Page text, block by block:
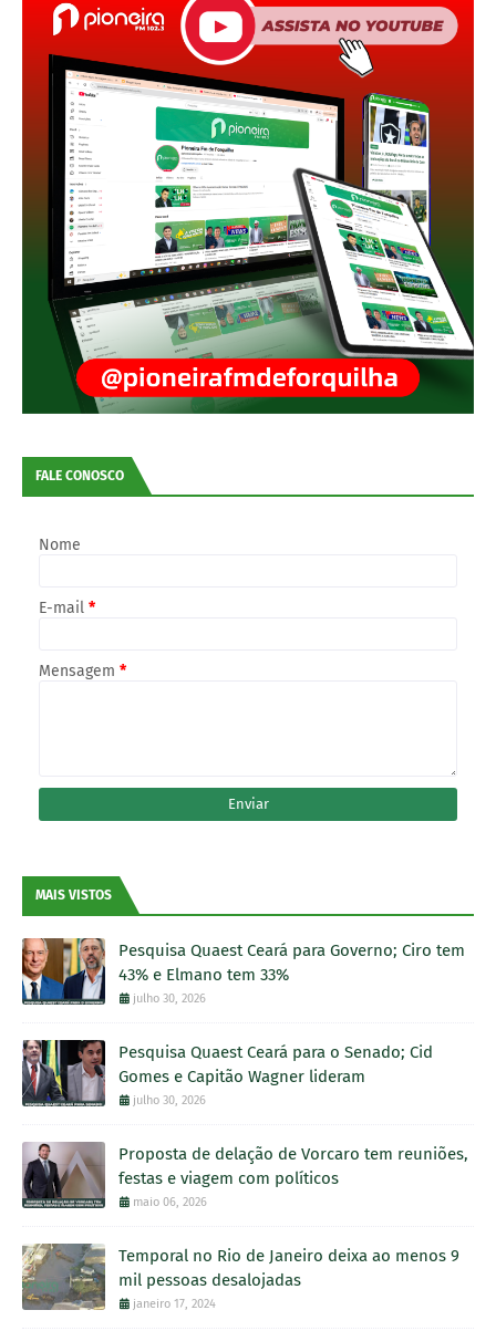
FALE CONOSCO
Nome
E-mail *
Mensagem *
MAIS VISTOS
Pesquisa Quaest Ceará para Governo; Ciro tem
43% e Elmano tem 33%
julho 30, 2026
Pesquisa Quaest Ceará para o Senado; Cid
Gomes e Capitão Wagner lideram
julho 30, 2026
Proposta de delação de Vorcaro tem reuniões,
festas e viagem com políticos
maio 06, 2026
Temporal no Rio de Janeiro deixa ao menos 9
mil pessoas desalojadas
janeiro 17, 2024